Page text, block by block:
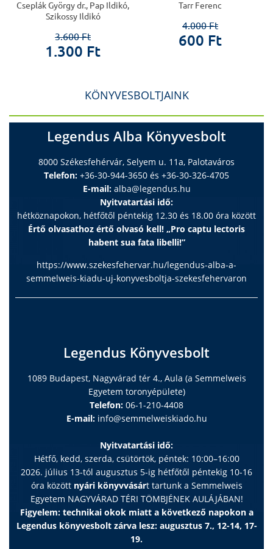
Cseplák György dr., Pap Ildikó,
Szikossy Ildikó
3.600 Ft
1.300 Ft
Tarr Ferenc
4.000 Ft
600 Ft
KÖNYVESBOLTJAINK
Legendus Alba Könyvesbolt
8000 Székesfehérvár, Selyem u. 11a, Palotaváros
Telefon: +36-30-944-3650 és +36-30-326-4705
E-mail: alba@legendus.hu
Nyitvatartási idő:
hétköznapokon, hétfőtől péntekig 12.30 és 18.00 óra között
Értő olvasathoz értő olvasó kell! „Pro captu lectoris
habent sua fata libelli!”
https://www.szekesfehervar.hu/legendus-alba-a-
semmelweis-kiadu-uj-konyvesboltja-szekesfehervaron
Legendus Könyvesbolt
1089 Budapest, Nagyvárad tér 4., Aula (a Semmelweis
Egyetem toronyépülete)
Telefon: 06-1-210-4408
E-mail: info@semmelweiskiado.hu
Nyitvatartási idő:
Hétfő, kedd, szerda, csütörtök, péntek: 10:00–16:00
2026. július 13-tól augusztus 5-ig hétfőtől péntekig 10-16
óra között nyári könyvvásárt tartunk a Semmelweis
Egyetem NAGYVÁRAD TÉRI TÖMBJÉNEK AULÁJÁBAN!
Figyelem: technikai okok miatt a következő napokon a
Legendus könyvesbolt zárva lesz: augusztus 7., 12-14, 17-
19.